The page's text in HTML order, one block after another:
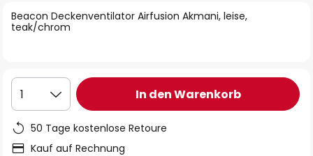
Beacon Deckenventilator Airfusion Akmani, leise,
teak/chrom
1 In den Warenkorb
50 Tage kostenlose Retoure
Kauf auf Rechnung